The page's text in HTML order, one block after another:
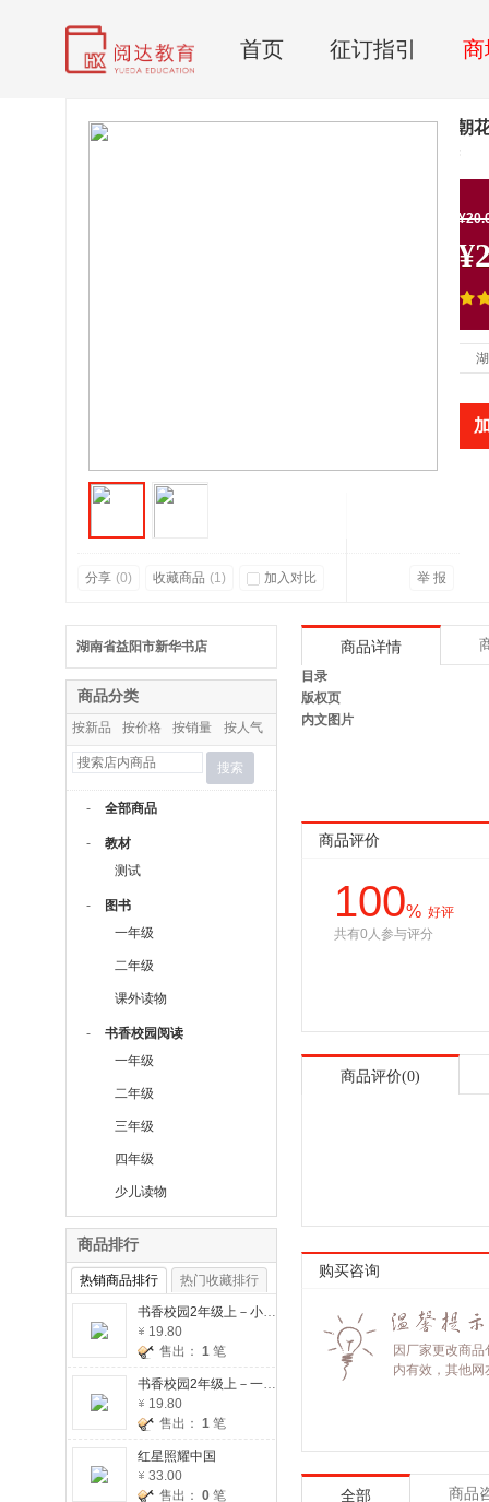
首页 征订指引 商
名著导读：朝
适合初中生阅读
分享 (0) 收藏商品 (1) 加入对比 举 报
商品详情
目录
版权页
内文图片
商品评价
100% 好评
共有0人参与评分
商品评价(0)
购买咨询
因厂家更改商
内有效，其他
全部 商品
湖南省益阳市新华书店
商品分类
按新品 按价格 按销量 按人气
搜索
- 全部商品
-
教材
测试
-
图书
一年级
二年级
课外读物
-
书香校园阅读
一年级
二年级
三年级
四年级
少儿读物
商品排行
热销商品排行 热门收藏排行
书香校园2年级上－小狗的小房子
19.80
售出： 1 笔
书香校园2年级上－一只想飞的猫
19.80
售出： 1 笔
红星照耀中国
33.00
售出： 0 笔